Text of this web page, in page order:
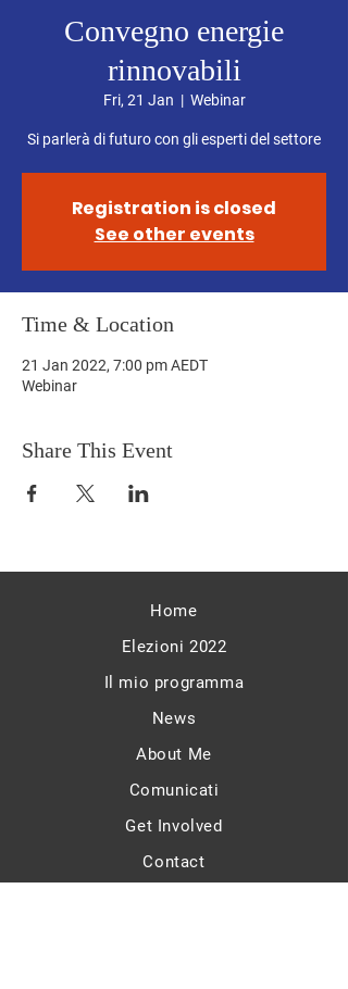
Convegno energie
rinnovabili
Fri, 21 Jan
  |
Webinar
Si parlerà di futuro con gli esperti del settore
Registration is closed
See other events
Time & Location
21 Jan 2022, 7:00 pm AEDT
Webinar
Share This Event
Home
Elezioni 2022
Il mio programma
News
About Me
Comunicati
Get Involved
Contact